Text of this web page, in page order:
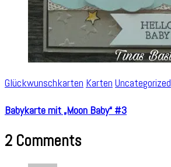
Glückwunschkarten Karten Uncategorized
Babykarte mit „Moon Baby“ #3
2 Comments